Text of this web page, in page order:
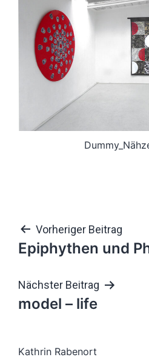
Vorheriger Beitrag
Epiphythen und
Nächster Beitrag
model – life
Kathrin Rabenort